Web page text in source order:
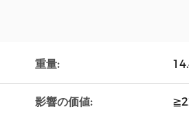
重量:
影響の価値: